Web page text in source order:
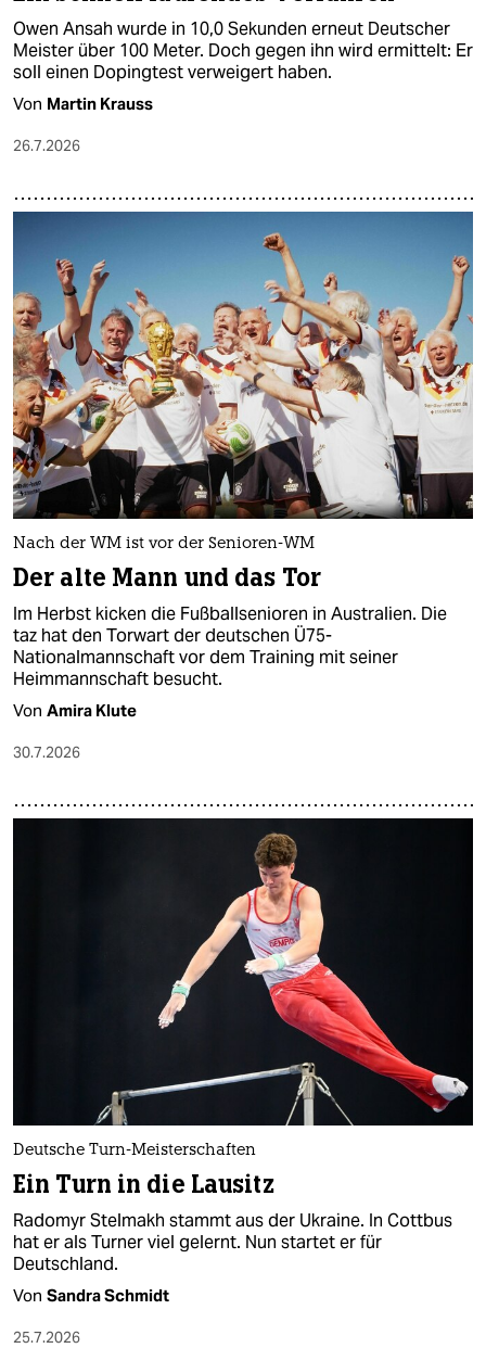
Owen Ansah wurde in 10,0 Sekunden erneut Deutscher
Meister über 100 Meter. Doch gegen ihn wird ermittelt: Er
soll einen Dopingtest verweigert haben.
Von Martin Krauss
26.7.2026
Nach der WM ist vor der Senioren-WM
Der alte Mann und das Tor
Im Herbst kicken die Fußball­senioren in Australien. Die
taz hat den Torwart der deutschen Ü75-
Nationalmannschaft vor dem Training mit seiner
Heimmannschaft besucht.
Von Amira Klute
30.7.2026
Deutsche Turn-Meisterschaften
Ein Turn in die Lausitz
Radomyr Stelmakh stammt aus der Ukraine. In Cottbus
hat er als Turner viel gelernt. Nun startet er für
Deutschland.
Von Sandra Schmidt
25.7.2026